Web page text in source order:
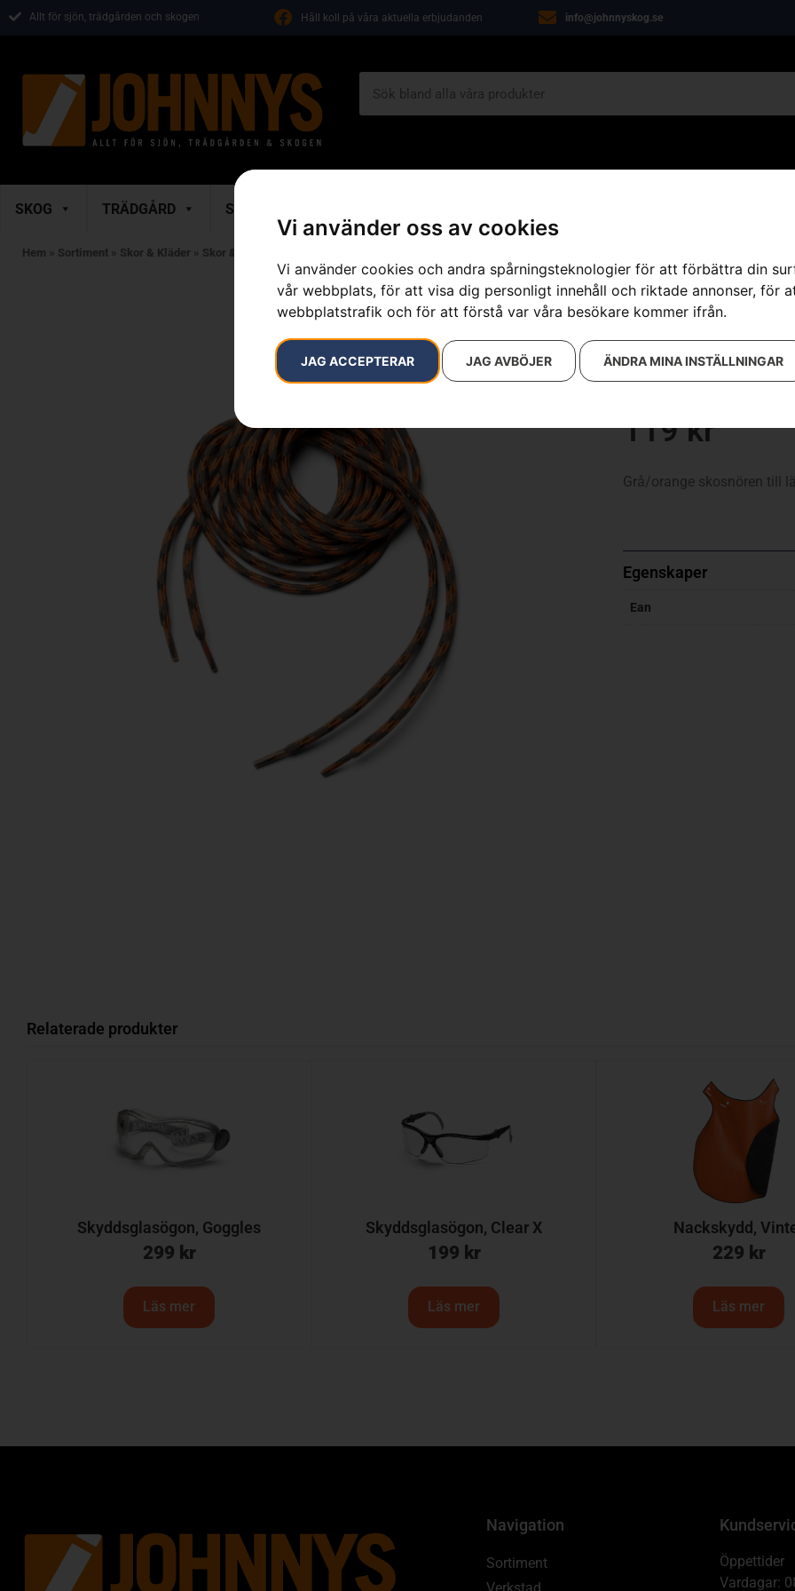
Vi använder oss av cookies
Vi använder cookies och andra spårningsteknologier för att förbättra din
vår webbplats, för att visa dig personligt innehåll och riktade annonser, för
webbplatstrafik och för att förstå var våra besökare kommer ifrån.
JAG ACCEPTERAR JAG AVBÖJER ÄNDRA MINA INSTÄLLNINGAR
Allt för sjön, trädgården och skogen Håll koll på våra aktuella erbjudanden info@johnnyskog.se
SKOG TRÄDGÅRD SKOR & KLÄDER
Hem » Sortiment » Skor & Kläder » Skor & Stövlar
Artikelnummer: 579301001
Kategorier:
119kr
Grå/orange skosnören till
Egenskaper
Ean
Relaterade produkter
Skyddsglasögon, Goggles
299 kr
Läs mer
Skyddsglasögon, Clear X
199 kr
Läs mer
Nackskydd,
229 kr
Läs mer
Navigation
Sortiment
Verkstad
Öppettider
Vardagar: